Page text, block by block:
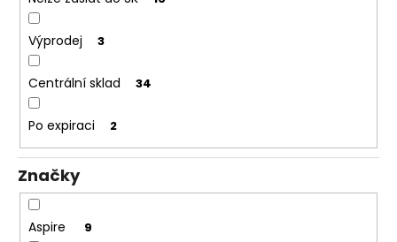
Výprodej 3
Centrální sklad 34
Po expiraci 2
Značky
Aspire 9
DEKANG
DESERT
SHIP
10ML
18MG
155
Kč
Původně:
195
Kč